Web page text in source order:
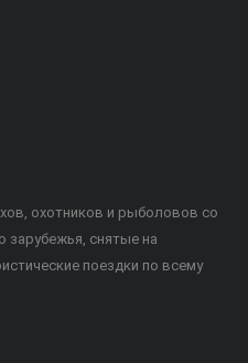
охотников и рыболовов со
зарубежья, снятые на
поездки по всему